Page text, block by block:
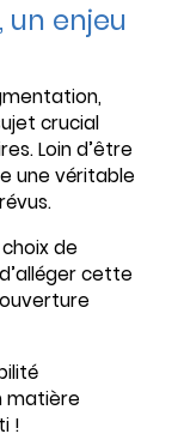
un enjeu
crucial
Loin d’être
une véritable
de
cette
matière
!